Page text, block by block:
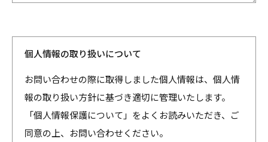
個人情報の取り扱いについて
お問い合わせの際に取得しました個人情報は、個人情
報の取り扱い方針に基づき適切に管理いたします。
「個人情報保護について」をよくお読みいただき、ご
同意の上、お問い合わせください。